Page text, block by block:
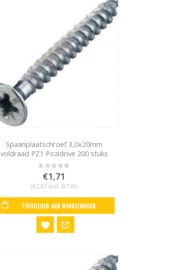
Spaanplaatschroef 3,0x20mm
voldraad PZ1 Pozidrive 200 stuks
out of 5
€1,71
(€2,07 incl. BTW)
TOEVOEGEN AAN WINKELWAGEN